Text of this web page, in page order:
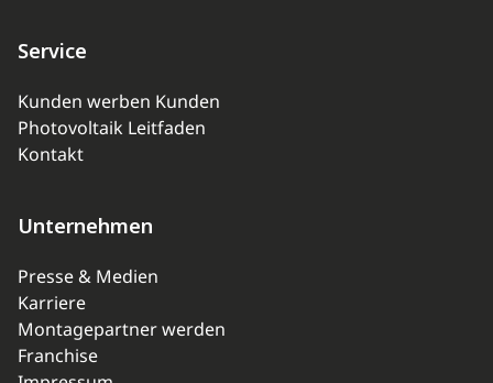
Service
Kunden werben Kunden
Photovoltaik Leitfaden
Kontakt
Unternehmen
Presse & Medien
Karriere
Montagepartner werden
Franchise